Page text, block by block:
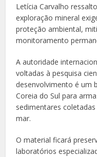
Letícia Carvalho
exploração mineral
proteção ambiental,
monitoramento
A autoridade
voltadas à pesquisa
desenvolvimento é um
Coreia do Sul para
sedimentares
mar.
O material ficará
laboratórios